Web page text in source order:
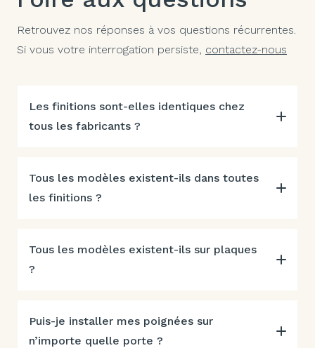
Retrouvez nos réponses à vos questions récurrentes.
Si vous votre interrogation persiste, contactez-nous
Les finitions sont-elles identiques chez
tous les fabricants ?
Tous les modèles existent-ils dans toutes
les finitions ?
Tous les modèles existent-ils sur plaques
?
Puis-je installer mes poignées sur
n’importe quelle porte ?